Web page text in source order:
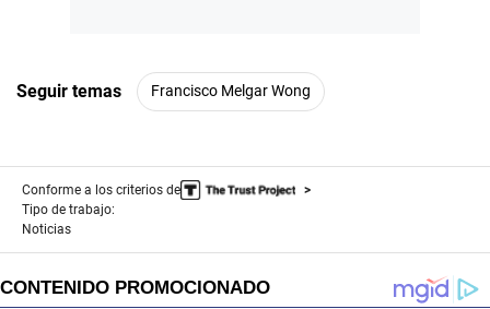
Seguir temas Francisco Melgar Wong
Conforme a los criterios de
Tipo de trabajo:
Noticias